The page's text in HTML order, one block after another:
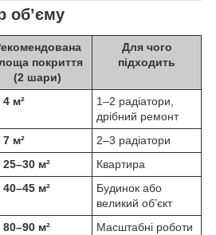
об’єму
покриття
(2 шари)
Для чого
підходить
4 м²
1–2 радіатори,
дрібний ремонт
7 м²
2–3 радіатори
25–30 м²
Квартира
40–45 м²
Будинок або
великий об’єкт
80–90 м² Масштабні роботи